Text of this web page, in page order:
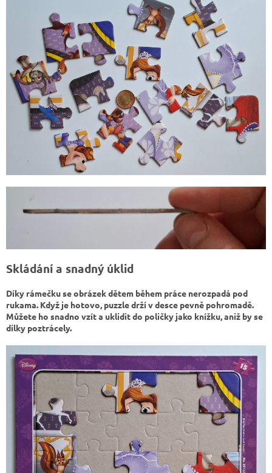
Skládání a snadný úklid
Díky rámečku se obrázek dětem během práce nerozpadá pod
rukama. Když je hotovo, puzzle drží v desce pevně pohromadě.
Můžete ho snadno vzít a uklidit do poličky jako knížku, aniž by se
dílky poztrácely.